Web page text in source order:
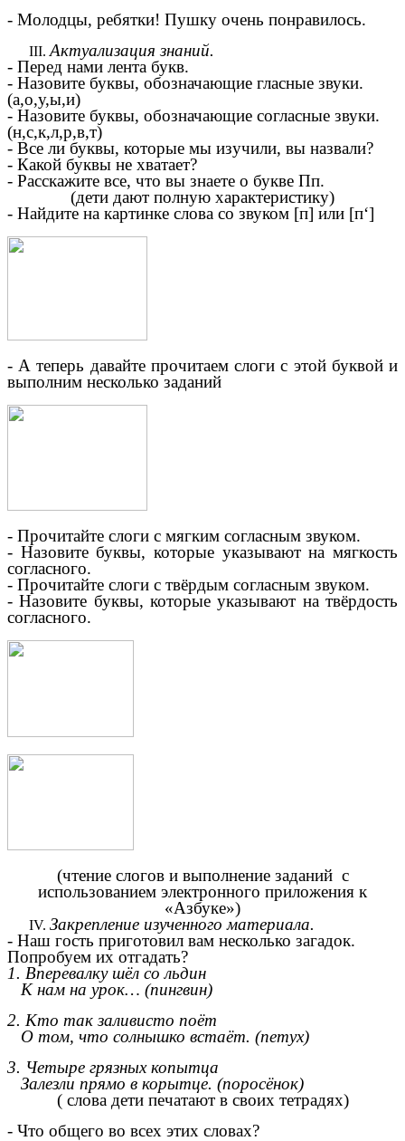
- Молодцы, ребятки! Пушку очень понравилось.
Актуализация знаний.
- Перед нами лента букв.
- Назовите буквы, обозначающие гласные звуки.
(а,о,у,ы,и)
- Назовите буквы, обозначающие согласные звуки.
(н,с,к,л,р,в,т)
- Все ли буквы, которые мы изучили, вы назвали?
- Какой буквы не хватает?
- Расскажите все, что вы знаете о букве Пп.
(дети дают полную характеристику)
- Найдите на картинке слова со звуком [п] или [п‘]
- А теперь давайте прочитаем слоги с этой буквой и
выполним несколько заданий
- Прочитайте слоги с мягким согласным звуком.
- Назовите буквы, которые указывают на мягкость
согласного.
- Прочитайте слоги с твёрдым согласным звуком.
- Назовите буквы, которые указывают на твёрдость
согласного.
(чтение слогов и выполнение заданий с
использованием электронного приложения к
«Азбуке»)
Закрепление изученного материала.
- Наш гость приготовил вам несколько загадок.
Попробуем их отгадать?
1. Вперевалку шёл со льдин
К нам на урок… (пингвин)
2. Кто так заливисто поёт
О том, что солнышко встаёт. (петух)
3. Четыре грязных копытца
Залезли прямо в корытце. (поросёнок)
( слова дети печатают в своих тетрадях)
- Что общего во всех этих словах?